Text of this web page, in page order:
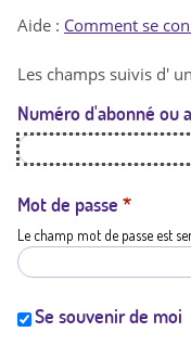
Aide : Comment se
Les champs suivis d' un
Numéro d'abonné ou
Mot de passe *
Le champ mot de passe est
Se souvenir de moi